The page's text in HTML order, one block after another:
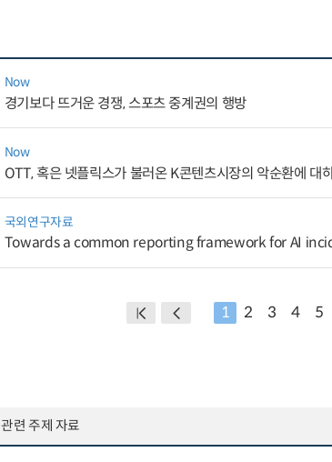
Now
경기보다 뜨거운 경쟁, 스포츠 중계권의 행방
Now
OTT, 혹은 넷플릭스가 불러온 K콘텐츠시장의 악순환에 대
국외연구자료
Towards a common reporting framework for AI
1 2 3 4 5
관련 주제 자료